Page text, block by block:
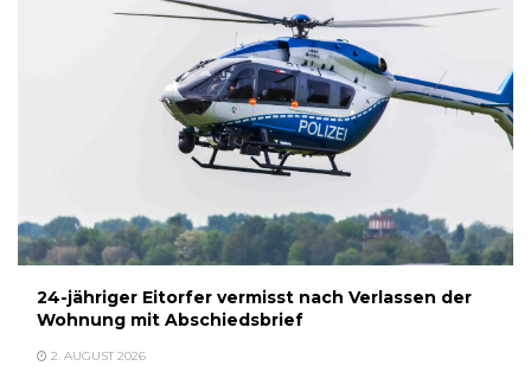
24-jähriger Eitorfer vermisst nach Verlassen der
Wohnung mit Abschiedsbrief
2. AUGUST 2026